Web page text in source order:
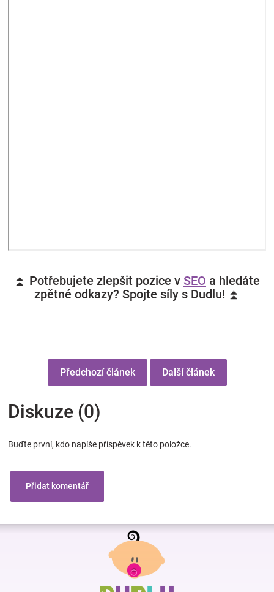
⏫ Potřebujete zlepšit pozice v SEO a hledáte
zpětné odkazy? Spojte síly s Dudlu! ⏫
Předchozí článek Další článek
Diskuze (0)
Buďte první, kdo napíše příspěvek k této položce.
Přidat komentář
Z